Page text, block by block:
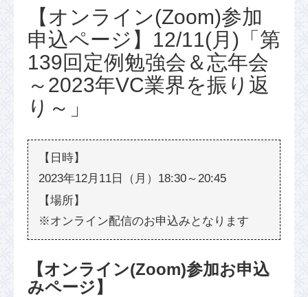
【オンライン(Zoom)参加
申込ページ】12/11(月)「第
139回定例勉強会＆忘年会
～2023年VC業界を振り返
り～」
2023年12月11日（月）18:30～20:45
※オンライン配信のお申込みとなります
【オンライン(Zoom)参加お申込
みページ】